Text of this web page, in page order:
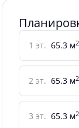
1 эт. 65.3 м2
2 эт. 65.3 м2
3 эт. 65.3 м2